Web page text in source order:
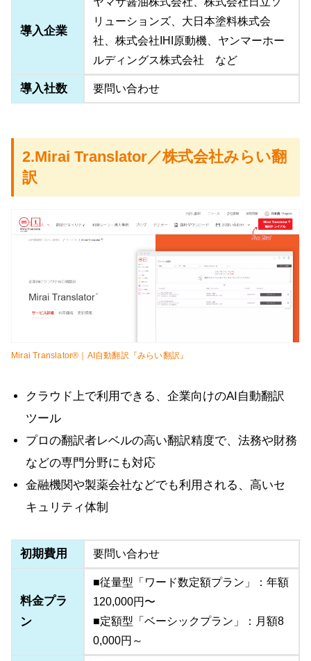
導入企業
リューションズ、大日本塗料株式会
社、株式会社IHI原動機、ヤンマーホー
ルディングス株式会社 など
導入社数 要問い合わせ
2.Mirai Translator／株式会社みらい翻
訳
Mirai Translator®｜AI自動翻訳『みらい翻訳』
クラウド上で利用できる、企業向けのAI自動翻訳
ツール
プロの翻訳者レベルの高い翻訳精度で、法務や財務
などの専門分野にも対応
金融機関や製薬会社などでも利用される、高いセ
キュリティ体制
初期費用 要問い合わせ
料金プラ
ン
■従量型「ワード数定額プラン」：年額
120,000円〜
■定額型「ベーシックプラン」：月額8
0,000円～